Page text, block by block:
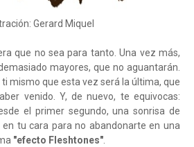
Gerard Miquel
que no sea para tanto. Una vez más,
mayores, que no aguantarán.
mismo que esta vez será la última, que
venido. Y, de nuevo, te equivocas:
el primer segundo, una sonrisa de
tu cara para no abandonarte en una
"efecto Fleshtones".